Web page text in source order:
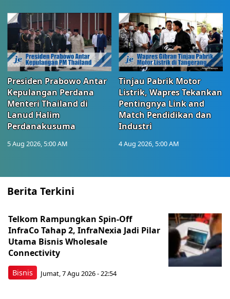
Presiden Prabowo Antar
Kepulangan Perdana
Menteri Thailand di
Lanud Halim
Perdanakusuma
5 Aug 2026, 5:00 AM
Tinjau Pabrik Motor
Listrik, Wapres Tekankan
Pentingnya Link and
Match Pendidikan dan
Industri
4 Aug 2026, 5:00 AM
Berita Terkini
Bisnis
Telkom Rampungkan Spin-Off
InfraCo Tahap 2, InfraNexia Jadi Pilar
Utama Bisnis Wholesale
Connectivity
Jumat, 7 Agu 2026 - 22:54